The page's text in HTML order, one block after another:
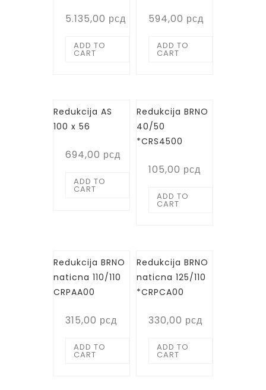
5.135,00 рсд
ADD TO
CART
594,00 рсд
ADD TO
CART
Redukcija AS
100 x 56
694,00 рсд
ADD TO
CART
Redukcija BRNO
40/50
*CRS4500
105,00 рсд
ADD TO
CART
Redukcija BRNO
naticna 110/110
CRPAA00
315,00 рсд
ADD TO
CART
Redukcija BRNO
naticna 125/110
*CRPCA00
330,00 рсд
ADD TO
CART